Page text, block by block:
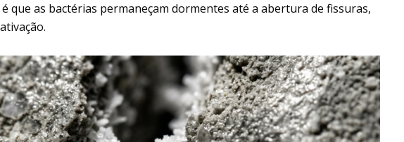
que as bactérias permaneçam dormentes até a abertura de fissuras,